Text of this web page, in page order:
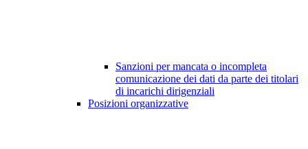
Sanzioni per mancata o incompleta
comunicazione dei dati da parte dei titolari
di incarichi dirigenziali
Posizioni organizzative